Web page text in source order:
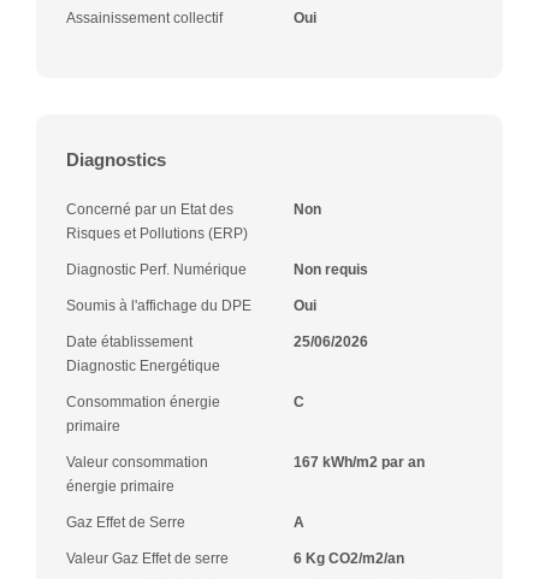
Assainissement collectif Oui
Diagnostics
Concerné par un Etat des
Risques et Pollutions (ERP)
Non
Diagnostic Perf. Numérique Non requis
Soumis à l'affichage du DPE Oui
Date établissement
Diagnostic Energétique
25/06/2026
Consommation énergie
primaire
C
Valeur consommation
énergie primaire
167 kWh/m2 par an
Gaz Effet de Serre A
Valeur Gaz Effet de serre 6 Kg CO2/m2/an